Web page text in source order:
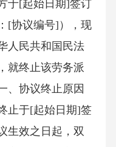
于[起始日期]签订
[协议编号]），现
人民共和国民法
就终止该劳务派
、协议终止原因
止于[起始日期]签
生效之日起，双